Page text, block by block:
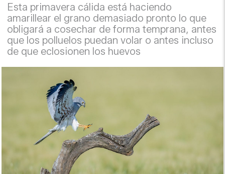
Esta primavera cálida está haciendo
amarillear el grano demasiado pronto lo que
obligará a cosechar de forma temprana, antes
que los polluelos puedan volar o antes incluso
de que eclosionen los huevos